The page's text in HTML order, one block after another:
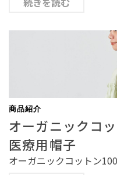
商品紹介
オーガニックコ
医療用帽子
オーガニックコットン